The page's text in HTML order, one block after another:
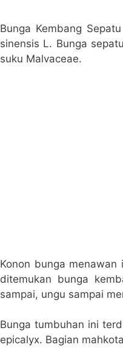
Bunga Kembang
sinensis L. Bunga
suku Malvaceae.
Konon bunga
ditemukan bunga
sampai, ungu sampai
Bunga tumbuhan ini
epicalyx. Bagian